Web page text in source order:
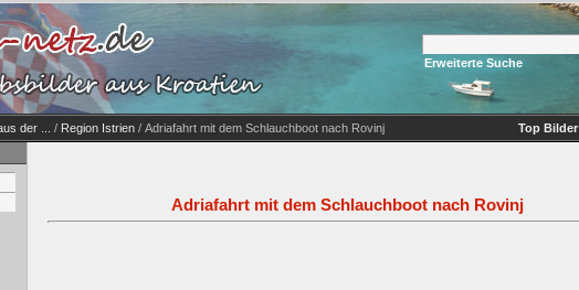
Erweiterte Suche
der ... / Region Istrien / Adriafahrt mit dem Schlauchboot nach Rovinj Top Bilder
Adriafahrt mit dem Schlauchboot nach Rovinj